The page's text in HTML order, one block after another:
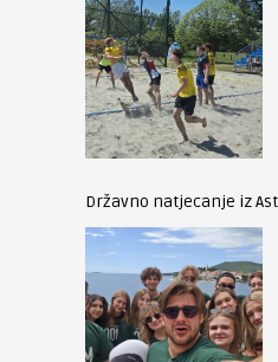
Državno natjecanje iz